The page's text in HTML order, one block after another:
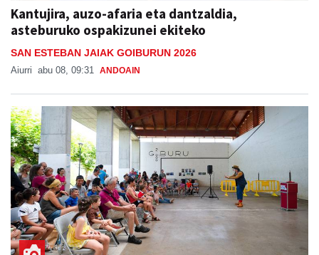
Kantujira, auzo-afaria eta dantzaldia,
asteburuko ospakizunei ekiteko
SAN ESTEBAN JAIAK GOIBURUN 2026
Aiurri abu 08, 09:31 ANDOAIN